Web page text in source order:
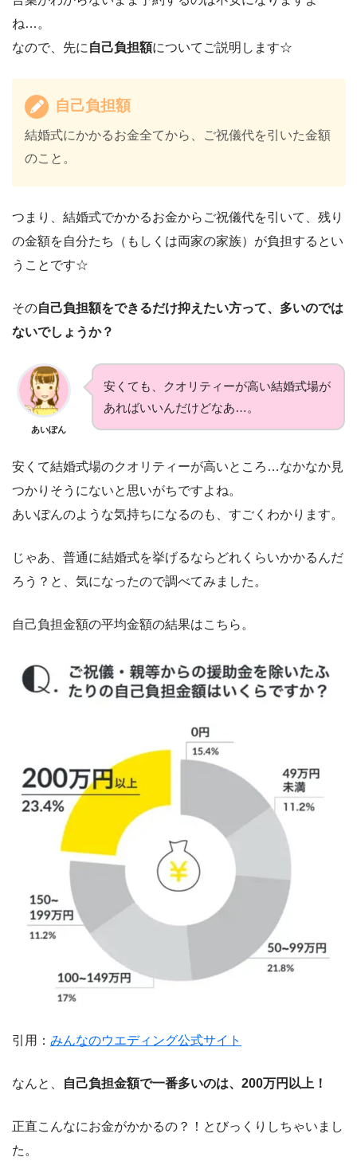
ね…。
なので、先に 自己負担額についてご説明します☆
自己負担額
結婚式にかかるお金全てから、ご祝儀代を引いた金額
のこと。
つまり、結婚式でかかるお金からご祝儀代を引いて、残り
の金額を自分たち（もしくは両家の家族）が負担するとい
うことです☆
その自己負担額をできるだけ抑えたい方って、多いのでは
ないでしょうか？
あいぽん
安くても、クオリティーが高い結婚式場が
あればいいんだけどなあ…。
安くて結婚式場のクオリティーが高いところ…なかなか見
つかりそうにないと思いがちですよね。
あいぽんのような気持ちになるのも、すごくわかります。
じゃあ、普通に結婚式を挙げるならどれくらいかかるんだ
ろう？と、気になったので調べてみました。
自己負担金額の平均金額の結果はこちら。
引用： みんなのウエディング公式サイト
なんと、 自己負担金額で一番多いのは、200万円以上！
正直こんなにお金がかかるの？！とびっくりしちゃいまし
た。